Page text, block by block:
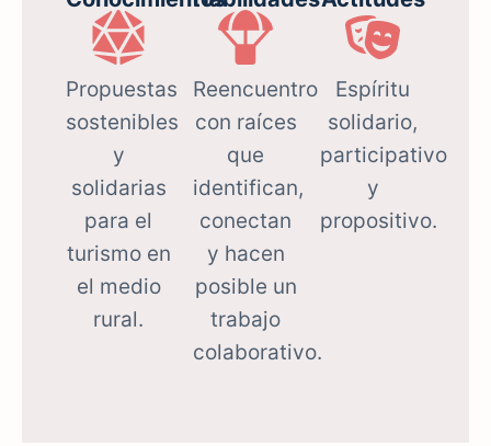
Propuestas
sostenibles
y
solidarias
para el
turismo en
el medio
rural.
Reencuentro
con raíces
que
identifican,
conectan
y hacen
posible un
trabajo
colaborativo.
Espíritu
solidario,
participativo
y
propositivo.